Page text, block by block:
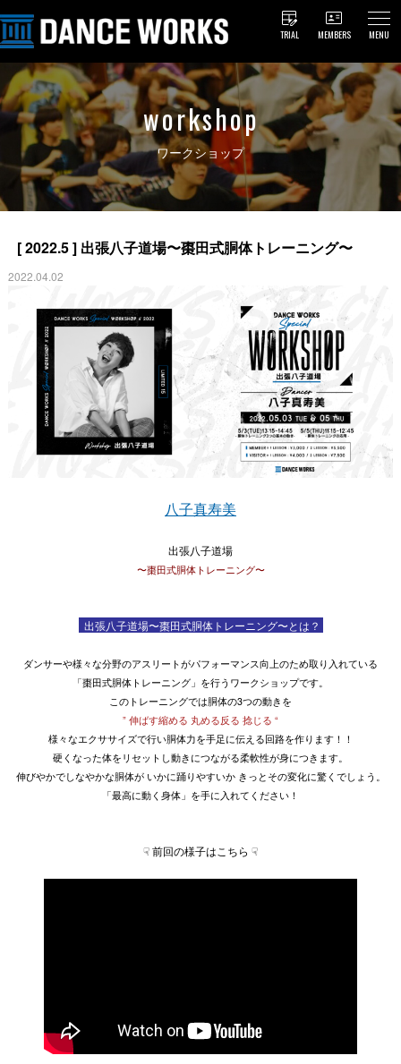
TRIAL MEMBERS MENU
workshop
ワークショップ
[ 2022.5 ] 出張八子道場〜棗田式胴体トレーニング〜
2022.04.02
八子真寿美
出張八子道場
〜棗田式胴体トレーニング〜
出張八子道場〜棗田式胴体トレーニング〜とは？
ダンサーや様々な分野のアスリートがパフォーマンス向上のため取り入れている
「棗田式胴体トレーニング」 を行うワークショップです。
このトレーニングでは胴体の3つの動きを
” 伸ばす縮める 丸める反る 捻じる “
様々なエクササイズで行い胴体力を手足に伝える回路を作ります！！
硬くなった体をリセットし動きにつながる柔軟性が身につきます。
伸びやかでしなやかな胴体が いかに踊りやすいか きっとその変化に驚くでしょう。
「最高に動く身体」 を手に入れてください！
☟ 前回の様子はこちら ☟